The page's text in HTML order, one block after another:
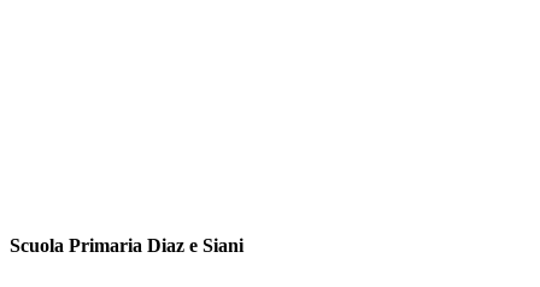
Scuola Primaria Diaz e Siani